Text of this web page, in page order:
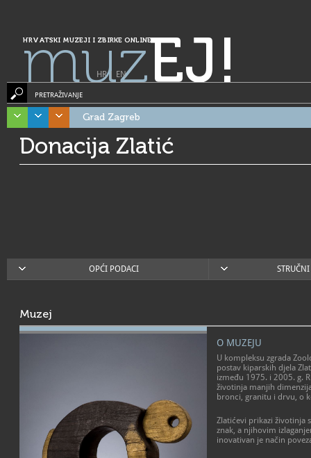
HRVATSKI MUZEJI I ZBIRKE ONLINE
muzEJ!
HR| EN
PRETRAŽIVANJE
Grad Zagreb
Donacija Zlatić
OPĆI PODACI
Muzej
O MUZEJU
U kompleksu zgrada
postav kiparskih djela
između 1975. i 2005. g.
životinja manjih
bronci, granitu i drvu, o
Zlatićevi prikazi životinja
znak, a njihovim
inovativan je način